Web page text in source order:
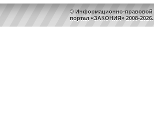
© Информационно-правовой
портал «ЗАКОНИЯ» 2008-2026.